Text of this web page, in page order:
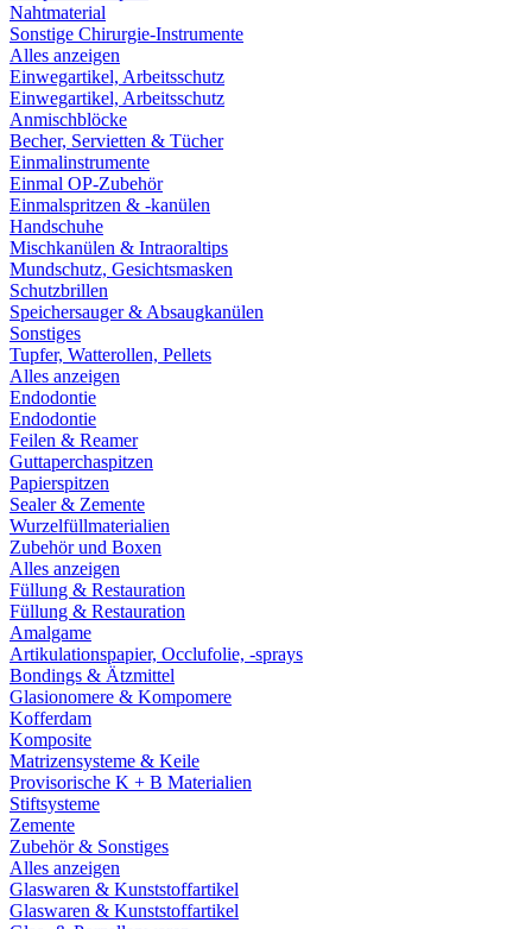
Nahtmaterial
Sonstige Chirurgie-Instrumente
Alles anzeigen
Einwegartikel, Arbeitsschutz
Einwegartikel, Arbeitsschutz
Anmischblöcke
Becher, Servietten & Tücher
Einmalinstrumente
Einmal OP-Zubehör
Einmalspritzen & -kanülen
Handschuhe
Mischkanülen & Intraoraltips
Mundschutz, Gesichtsmasken
Schutzbrillen
Speichersauger & Absaugkanülen
Sonstiges
Tupfer, Watterollen, Pellets
Alles anzeigen
Endodontie
Endodontie
Feilen & Reamer
Guttaperchaspitzen
Papierspitzen
Sealer & Zemente
Wurzelfüllmaterialien
Zubehör und Boxen
Alles anzeigen
Füllung & Restauration
Füllung & Restauration
Amalgame
Artikulationspapier, Occlufolie, -sprays
Bondings & Ätzmittel
Glasionomere & Kompomere
Kofferdam
Komposite
Matrizensysteme & Keile
Provisorische K + B Materialien
Stiftsysteme
Zemente
Zubehör & Sonstiges
Alles anzeigen
Glaswaren & Kunststoffartikel
Glaswaren & Kunststoffartikel